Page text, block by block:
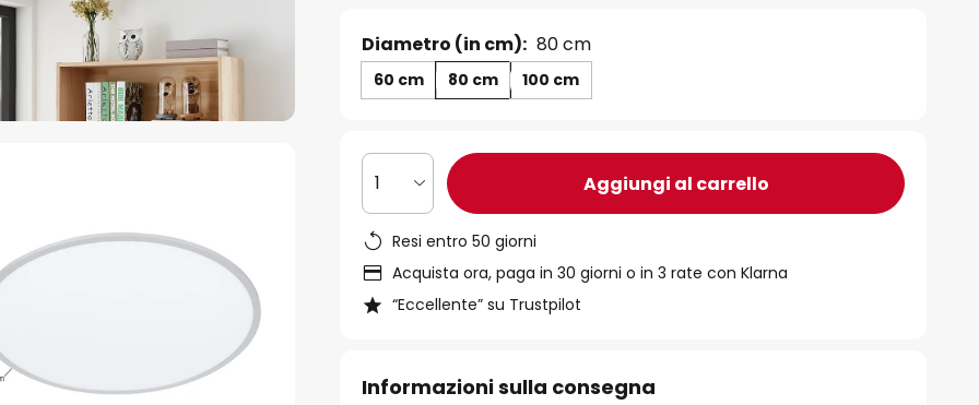
Diametro (in cm): 80 cm
60 cm 80 cm 100 cm
1 Aggiungi al carrello
Resi entro 50 giorni
Acquista ora, paga in 30 giorni o in 3 rate con Klarna
“Eccellente” su Trustpilot
Informazioni sulla consegna